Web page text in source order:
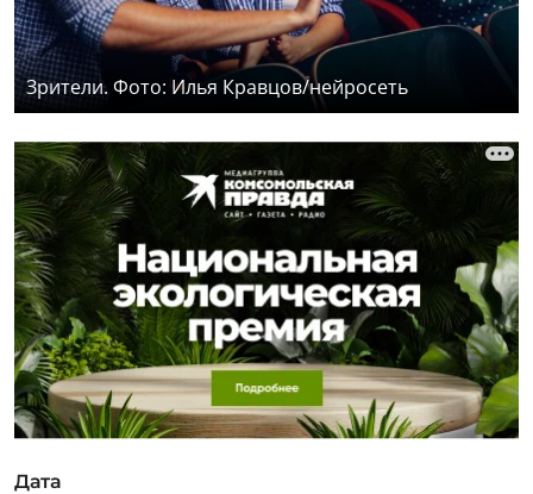
Зрители. Фото: Илья Кравцов/нейросеть
Дата